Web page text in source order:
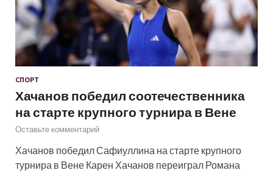
СПОРТ
Хачанов победил соотечественника
на старте крупного турнира в Вене
Оставьте комментарий
Хачанов победил Сафиуллина на старте крупного
турнира в Вене Карен Хачанов переиграл Романа